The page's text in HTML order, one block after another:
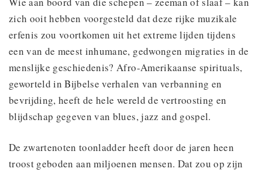
zich ooit hebben voorgesteld dat deze rijke muzikale
erfenis zou voortkomen uit het extreme lijden tijdens
een van de meest inhumane, gedwongen migraties in de
menslijke geschiedenis? Afro-Amerikaanse spirituals,
geworteld in Bijbelse verhalen van verbanning en
bevrijding, heeft de hele wereld de vertroosting en
blijdschap gegeven van blues, jazz and gospel.
De zwartenoten toonladder heeft door de jaren heen
troost geboden aan miljoenen mensen. Dat zou op zijn